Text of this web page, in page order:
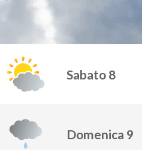
Sabato 8
Domenica 9